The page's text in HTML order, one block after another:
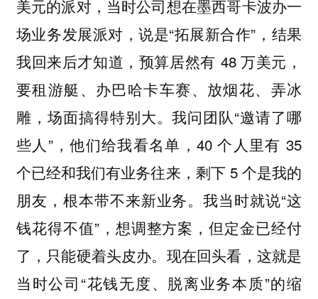
美元的派对，当时公司想在墨西哥卡波办一
场业务发展派对，说是“拓展新合作”，结果
我回来后才知道，预算居然有 48 万美元，
要租游艇、办巴哈卡车赛、放烟花、弄冰
雕，场面搞得特别大。我问团队“邀请了哪
些人”，他们给我看名单，40 个人里有 35
个已经和我们有业务往来，剩下 5 个是我的
朋友，根本带不来新业务。我当时就说“这
钱花得不值”，想调整方案，但定金已经付
了，只能硬着头皮办。现在回头看，这就是
当时公司“花钱无度、脱离业务本质”的缩